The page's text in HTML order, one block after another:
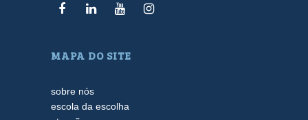
MAPA DO SITE
sobre nós
escola da escolha